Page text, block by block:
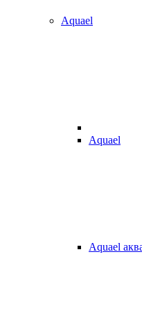
Aquael
Aquael
Aquael